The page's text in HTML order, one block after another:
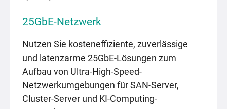
25GbE-Netzwerk
Nutzen Sie kosteneffiziente, zuverlässige
und latenzarme 25GbE-Lösungen zum
Aufbau von Ultra-High-Speed-
Netzwerkumgebungen für SAN-Server,
Cluster-Server und KI-Computing-